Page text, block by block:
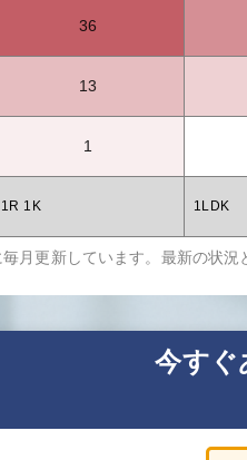
36
13
1
1R 1K 1LDK
月更新しています。最新の状況
今すぐ